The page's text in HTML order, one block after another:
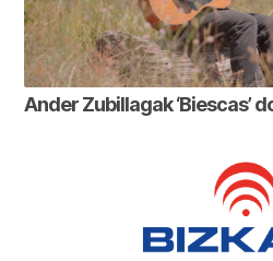
Ander Zubillagak ‘Biescas’